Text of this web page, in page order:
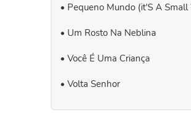
Pequeno Mundo (it'S A
Um Rosto Na Neblina
Você É Uma Criança
Volta Senhor